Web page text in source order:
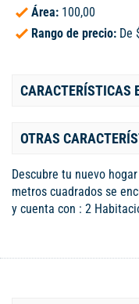
Área: 100,00
Rango de precio: De
CARACTERÍSTICAS
OTRAS
Descubre tu nuevo
metros cuadrados se
y cuenta con : 2
con baño privado, 2
momentos culinarios,